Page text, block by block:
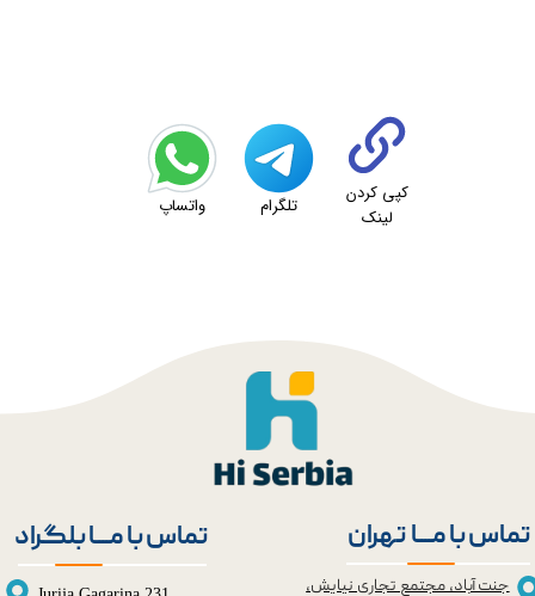
کپی کردن
لینک
تلگرام واتساپ
تماس با مــــا تهران
جنت آباد، مجتمع تجاری نیایش،
تماس با مــــا بلگراد